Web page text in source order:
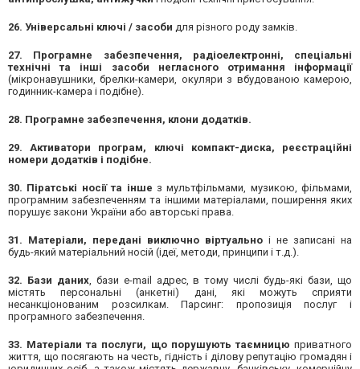
26. Універсальні ключі / засоби для різного роду замків.
27. Програмне забезпечення, радіоелектронні, спеціальні
технічні та інші засоби негласного отримання інформації
(мікронавушники, брелки-камери, окуляри з вбудованою камерою,
годинник-камера і подібне).
28. Програмне забезпечення, клони додатків.
29. Активатори програм, ключі компакт-диска, реєстраційні
номери додатків і подібне.
30. Піратські носії та інше з мультфільмами, музикою, фільмами,
програмним забезпеченням та іншими матеріалами, поширення яких
порушує закони України або авторські права.
31. Матеріали, передані виключно віртуально і не записані на
будь-який матеріальний носій (ідеї, методи, принципи і т.д.).
32. Бази даних, бази e-mail адрес, в тому числі будь-які бази, що
містять персональні (анкетні) дані, які можуть сприяти
несанкціонованим розсилкам. Парсинг: пропозиція послуг і
програмного забезпечення.
33. Матеріали та послуги, що порушують таємницю приватного
життя, що посягають на честь, гідність і ділову репутацію громадян і